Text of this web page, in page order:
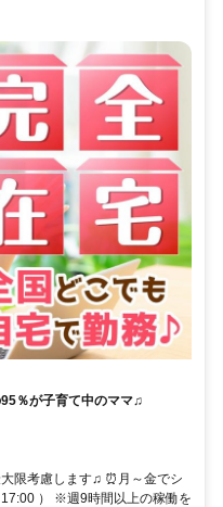
％が子育て中のママ♫
限考慮します♫ ⏰月～金でシ
） ※週9時間以上の稼働を